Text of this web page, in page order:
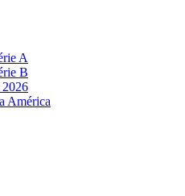
A
B
2026
América